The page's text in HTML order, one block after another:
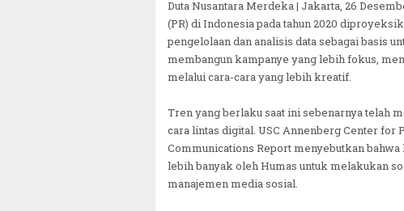
Duta Nusantara Merdeka | Jakarta, 26
(PR) di Indonesia pada tahun 2020
pengelolaan dan analisis data sebagai basis
membangun kampanye yang lebih fokus,
melalui cara-cara yang lebih kreatif.
Tren yang berlaku saat ini sebenarnya telah
cara lintas digital. USC Annenberg Center for
Communications Report menyebutkan
lebih banyak oleh Humas untuk melakukan
manajemen media sosial.